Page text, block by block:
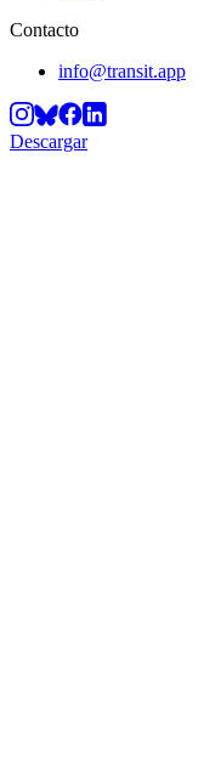
Contacto
info@transit.app
Descargar